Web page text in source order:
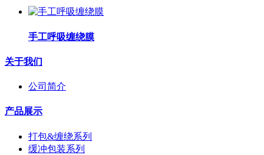
手工呼吸缠绕膜
关于我们
公司简介
产品展示
打包&缠绕系列
缓冲包装系列